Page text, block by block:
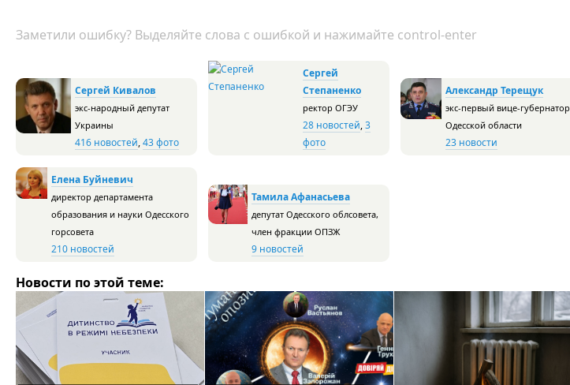
Заметили ошибку? Выделяйте слова с ошибкой и нажимайте control-enter
Сергей Кивалов
экс-народный депутат
Украины
416 новостей,43 фото
Сергей
Степаненко
ректор ОГЭУ
28 новостей,3
фото
Александр Терещук
экс-первый вице-губернатор
Одесской области
23 новости
Елена Буйневич
директор департамента
образования и науки Одесского
горсовета
210 новостей
Тамила Афанасьева
депутат Одесского облсовета,
член фракции ОПЗЖ
9 новостей
Новости по этой теме: